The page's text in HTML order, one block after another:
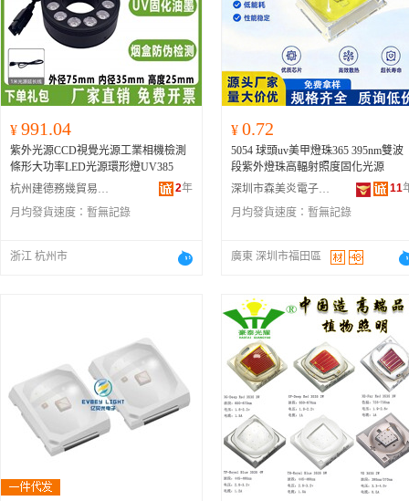
¥ 991.04
紫外光源CCD視覺光源工業相機檢測
條形大功率LED光源環形燈UV385
杭州建德務幾貿易商行
2年
月均發貨速度： 暫無記錄
浙江 杭州市
¥ 0.72
5054 球頭uv美甲燈珠365 395nm雙波
段紫外燈珠高輻射照度固化光源
深圳市森美炎電子科技有限公司
11
月均發貨速度： 暫無記錄
廣東 深圳市福田區